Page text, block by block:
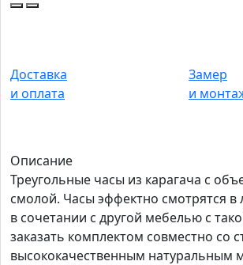
Доставка
и оплата
Замер
и
Описание
Треугольные часы из карагача с
смолой. Часы эффектно смотрятся
в сочетании с другой мебелью с
заказать комплектом совместно со
высококачественным натуральным